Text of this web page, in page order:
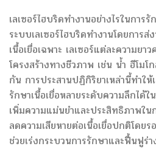
เลเซอร์ไฮบริดทำงานอย่างไรในการ
ระบบเลเซอร์ไฮบริดทำงานโดยการ
เนื้อเยื่อเฉพาะ เลเซอร์แต่ละความย
โครงสร้างทางชีวภาพ เช่น น้ำ ฮีโม
กัน การประสานปฏิกิริยาเหล่านี้ทำให้
รักษาเนื้อเยื่อหลายระดับความลึกได้ใ
เพิ่มความแม่นยำและประสิทธิภาพใน
ลดความเสียหายต่อเนื้อเยื่อปกติโดยร
ช่วยเร่งกระบวนการรักษาและฟื้นฟูร่า